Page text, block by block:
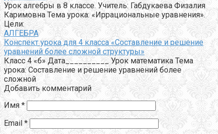
Урок алгебры в 8 классе. Учитель: Габдукаева Физалия
Каримовна Тема урока: «Иррациональные уравнения».
Цели:
АЛГЕБРА
Конспект урока для 4 класса «Составление и решение
уравнений более сложной структуры»
Класс 4 «б» Дата__________ Урок математика Тема
урока: Составление и решение уравнений более
сложной
Добавить комментарий
Имя *
Email *